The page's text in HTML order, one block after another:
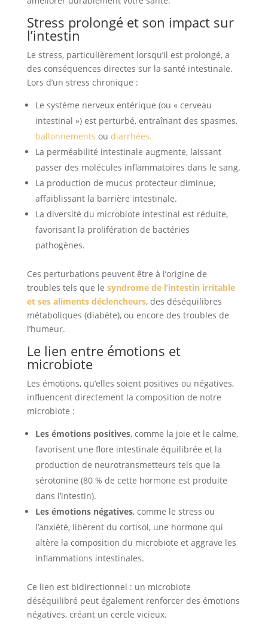
Stress prolongé et son impact sur
l’intestin
Le stress, particulièrement lorsqu’il est prolongé, a
des conséquences directes sur la santé intestinale.
Lors d’un stress chronique :
Le système nerveux entérique (ou « cerveau
intestinal ») est perturbé, entraînant des spasmes,
ballonnements ou diarrhées.
La perméabilité intestinale augmente, laissant
passer des molécules inflammatoires dans le sang.
La production de mucus protecteur diminue,
affaiblissant la barrière intestinale.
La diversité du microbiote intestinal est réduite,
favorisant la prolifération de bactéries
pathogènes.
Ces perturbations peuvent être à l’origine de
troubles tels que le syndrome de l’intestin irritable
et ses aliments déclencheurs, des déséquilibres
métaboliques (diabète), ou encore des troubles de
l’humeur.
Le lien entre émotions et
microbiote
Les émotions, qu’elles soient positives ou négatives,
influencent directement la composition de notre
microbiote :
Les émotions positives, comme la joie et le calme,
favorisent une flore intestinale équilibrée et la
production de neurotransmetteurs tels que la
sérotonine (80 % de cette hormone est produite
dans l’intestin).
Les émotions négatives, comme le stress ou
l’anxiété, libèrent du cortisol, une hormone qui
altère la composition du microbiote et aggrave les
inflammations intestinales.
Ce lien est bidirectionnel : un microbiote
déséquilibré peut également renforcer des émotions
négatives, créant un cercle vicieux.